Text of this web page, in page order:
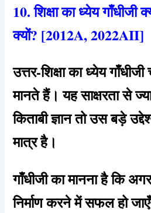
10. शिक्षा का ध्येय गाँधीजी
क्यों? [2012A, 2022AII]
उत्तर-शिक्षा का ध्येय गाँधीजी
मानते हैं। यह साक्षरता से
किताबी ज्ञान तो उस बड़े
मात्र है।
गाँधीजी का मानना है कि
निर्माण करने में सफल हो